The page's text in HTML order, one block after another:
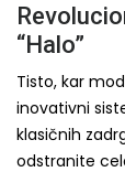
“Halo”
Tisto, kar
inovativni
klasičnih
odstranite